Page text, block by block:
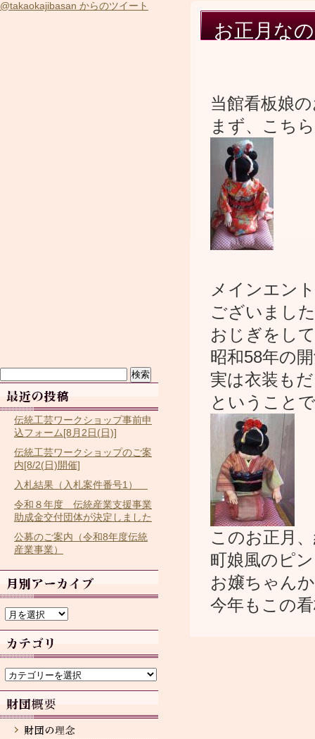
お正月な
当館看板娘
まず、こち
メインエン
ございまし
おじぎをし
昭和58年の
実は衣装も
ということ
このお正月
町娘風のピ
お嬢ちゃん
今年もこの
@takaokajibasan からのツイート
索:
伝統工芸ワークショップ事前申
込フォーム[8月2日(日)]
伝統工芸ワークショップのご案
内[8/2(日)開催]
入札結果（入札案件番号1）
令和８年度 伝統産業支援事業
助成金交付団体が決定しました
公募のご案内（令和8年度伝統
産業事業）
ー
カ
イ
ブ
ゴ
リ
ー